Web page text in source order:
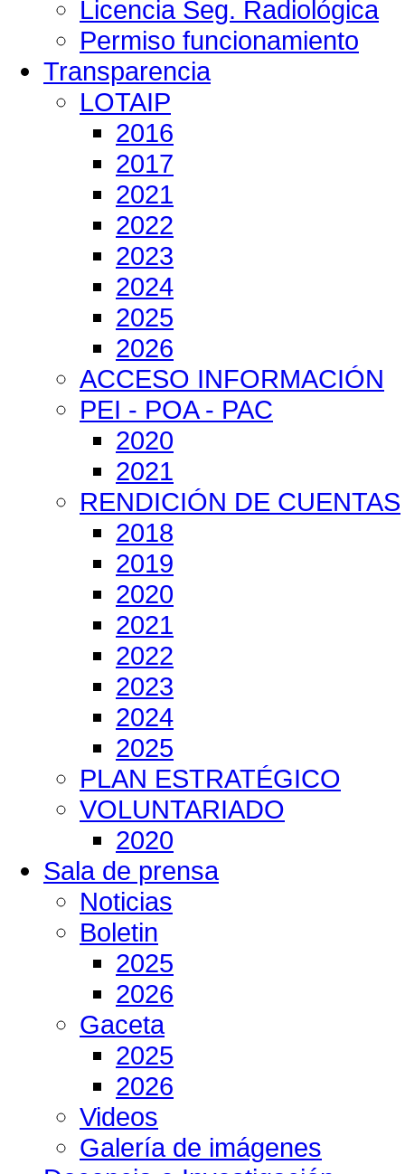
Licencia Seg. Radiológica
Permiso funcionamiento
Transparencia
LOTAIP
2016
2017
2021
2022
2023
2024
2025
2026
ACCESO INFORMACIÓN
PEI - POA - PAC
2020
2021
RENDICIÓN DE CUENTAS
2018
2019
2020
2021
2022
2023
2024
2025
PLAN ESTRATÉGICO
VOLUNTARIADO
2020
Sala de prensa
Noticias
Boletin
2025
2026
Gaceta
2025
2026
Videos
Galería de imágenes